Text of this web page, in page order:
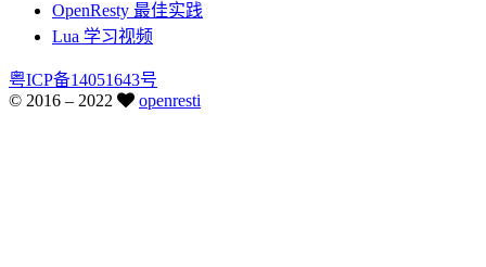
OpenResty 最佳实践
Lua 学习视频
粤ICP备14051643号
© 2016 – 2022 openresti